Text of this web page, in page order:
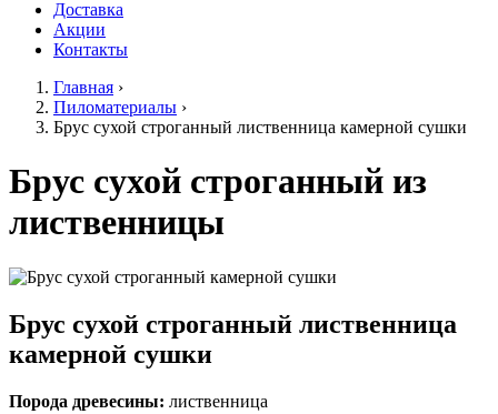
Доставка
Акции
Контакты
Главная ›
Пиломатериалы ›
Брус сухой строганный лиственница камерной сушки
Брус сухой строганный из
лиственницы
Брус сухой строганный лиственница
камерной сушки
Порода древесины: лиственница